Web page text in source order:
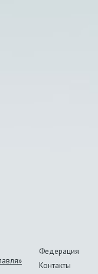
Федерация
Контакты